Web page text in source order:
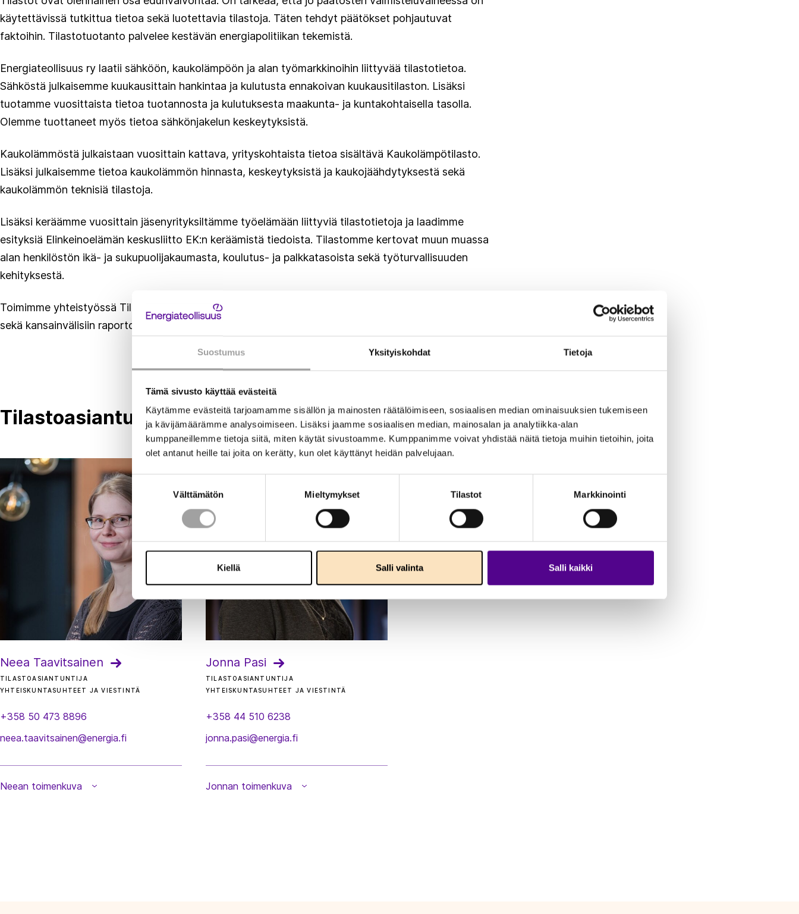
Suostumus Yksityiskohdat Tietoja
Tämä sivusto käyttää evästeitä
Käytämme evästeitä tarjoamamme sisällön ja mainosten räätälöimiseen, sosiaalisen median ominaisuuksien tukemiseen
ja kävijämäärämme analysoimiseen. Lisäksi jaamme sosiaalisen median, mainosalan ja analytiikka-alan
kumppaneillemme tietoja siitä, miten käytät sivustoamme. Kumppanimme voivat yhdistää näitä tietoja muihin tietoihin, joita
olet antanut heille tai joita on kerätty, kun olet käyttänyt heidän palvelujaan.
Suostumuksen
valinta
Välttämätön Mieltymykset Tilastot Markkinointi
Kiellä Salli valinta Salli kaikki
käytettävissä tutkittua tietoa sekä luotettavia tilastoja. Täten tehdyt päätökset pohjautuvat
faktoihin. Tilastotuotanto palvelee kestävän energiapolitiikan tekemistä.
Energiateollisuus ry laatii sähköön, kaukolämpöön ja alan työmarkkinoihin liittyvää tilastotietoa.
Sähköstä julkaisemme kuukausittain hankintaa ja kulutusta ennakoivan kuukausitilaston. Lisäksi
tuotamme vuosittaista tietoa tuotannosta ja kulutuksesta maakunta- ja kuntakohtaisella tasolla.
Olemme tuottaneet myös tietoa sähkönjakelun keskeytyksistä.
Kaukolämmöstä julkaistaan vuosittain kattava, yrityskohtaista tietoa sisältävä Kaukolämpötilasto.
Lisäksi julkaisemme tietoa kaukolämmön hinnasta, keskeytyksistä ja kaukojäähdytyksestä sekä
kaukolämmön teknisiä tilastoja.
Lisäksi keräämme vuosittain jäsenyrityksiltämme työelämään liittyviä tilastotietoja ja laadimme
esityksiä Elinkeinoelämän keskusliitto EK:n keräämistä tiedoista. Tilastomme kertovat muun muassa
alan henkilöstön ikä- ja sukupuolijakaumasta, koulutus- ja palkkatasoista sekä työturvallisuuden
kehityksestä.
Toimimme yhteistyössä Tilastokeskuksen kanssa, joka voi käyttää keräämiämme tietoja kansallisiin
sekä kansainvälisiin raportointeihin.
Tilastoasiantuntijamme
Neea Taavitsainen
TILASTOASIANTUNTIJA
YHTEISKUNTASUHTEET JA VIESTINTÄ
+358 50 473 8896
neea.taavitsainen@energia.fi
Neean toimenkuva
Jonna Pasi
TILASTOASIANTUNTIJA
YHTEISKUNTASUHTEET JA VIESTINTÄ
+358 44 510 6238
jonna.pasi@energia.fi
Jonnan toimenkuva